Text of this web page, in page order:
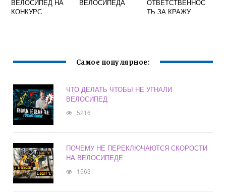
ВЕЛОСИПЕД НА
КОНКУРС
ВЕЛОСИПЕДА
ОТВЕТСТВЕННОС
ТЬ ЗА КРАЖУ
Самое популярное:
ЧТО ДЕЛАТЬ ЧТОБЫ НЕ УГНАЛИ
ВЕЛОСИПЕД
5216
ПОЧЕМУ НЕ ПЕРЕКЛЮЧАЮТСЯ СКОРОСТИ
НА ВЕЛОСИПЕДЕ
1563